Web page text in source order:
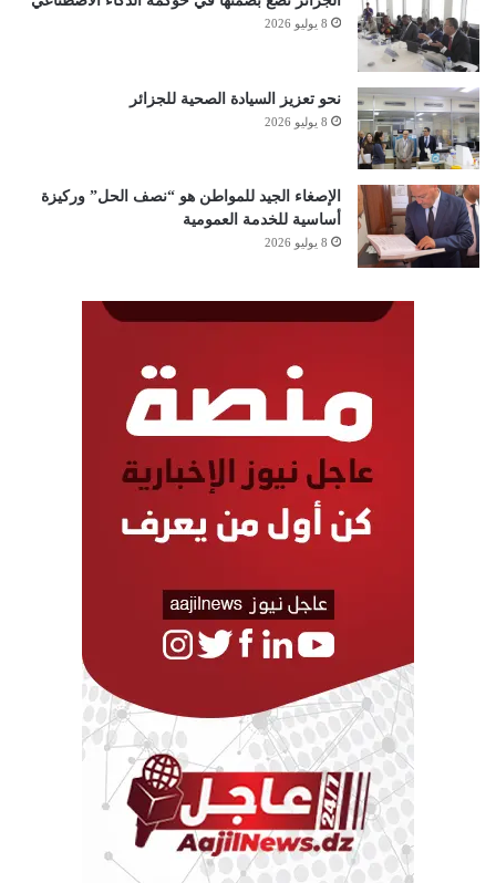
8 يوليو 2026
نحو تعزيز السيادة الصحية للجزائر
8 يوليو 2026
الإصغاء الجيد للمواطن هو “نصف الحل” وركيزة
أساسية للخدمة العمومية
8 يوليو 2026